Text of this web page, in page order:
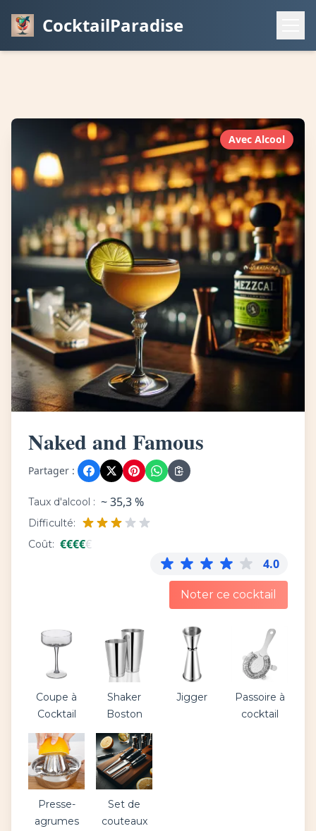
CocktailParadise
Avec Alcool
Naked and Famous
Partager :
Taux d'alcool : ~ 35,3 %
Difficulté:
Coût: €€€€€
4.0
Noter ce cocktail
Coupe à
Cocktail
Shaker
Boston
Jigger
Passoire à
cocktail
Presse-
agrumes
Set de
couteaux